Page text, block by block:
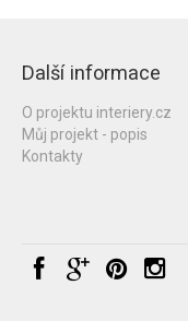
Další informace
O projektu interiery.cz
Můj projekt - popis
Kontakty